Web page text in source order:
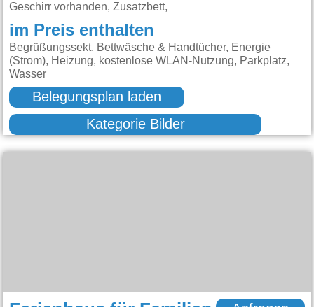
Geschirr vorhanden, Zusatzbett,
im Preis enthalten
Begrüßungssekt, Bettwäsche & Handtücher, Energie
(Strom), Heizung, kostenlose WLAN-Nutzung, Parkplatz,
Wasser
Belegungsplan laden
Kategorie Bilder